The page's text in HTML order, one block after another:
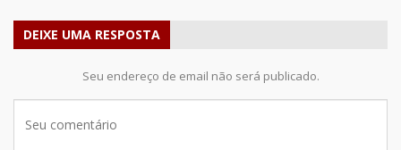
DEIXE UMA RESPOSTA
Seu endereço de email não será publicado.